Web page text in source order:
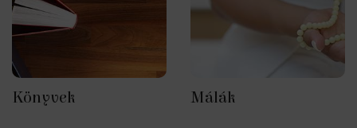
Könyvek Málák